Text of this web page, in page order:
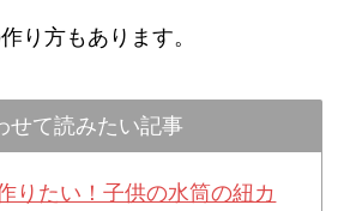
り方もあります。
せて読みたい記事
りたい！子供の水筒の紐カ